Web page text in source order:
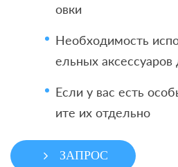
овки
Необходимость
ельных
Если у вас есть
ите их отдельно
ЗАПРОС